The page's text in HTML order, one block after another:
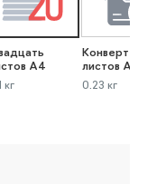
А4
кг
Конверт до 40
листов А4
0.23 кг